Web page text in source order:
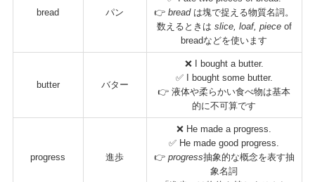
bread パン
👉breadは塊で捉える物質名詞。
数えるときは slice, loaf, pieceof
breadなどを使います
butter バター
❌ I bought a butter.
✅ I bought some butter.
👉 液体や柔らかい食べ物は基本
的に不可算です
progress 進歩
❌ He made a progress.
✅ He made good progress.
👉 progress抽象的な概念を表す抽
象名詞